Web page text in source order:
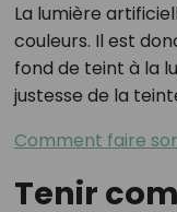
La lumière
couleurs. Il est
fond de teint à la
justesse de la
Comment faire
Tenir